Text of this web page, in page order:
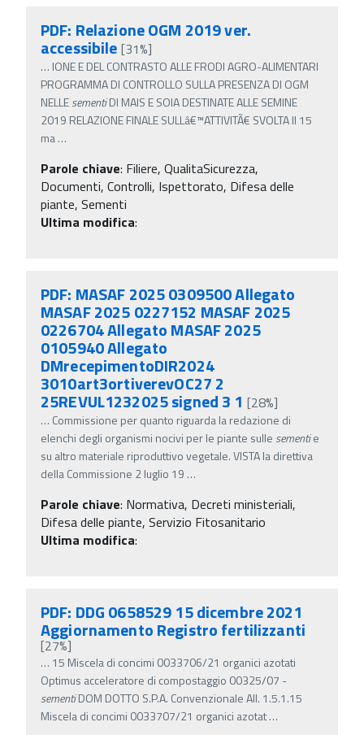
PDF: Relazione OGM 2019 ver.
accessibile [31%]
… IONE E DEL CONTRASTO ALLE FRODI AGRO-ALIMENTARI
PROGRAMMA DI CONTROLLO SULLA PRESENZA DI OGM
NELLEsementiDI MAIS E SOIA DESTINATE ALLE SEMINE
2019 RELAZIONE FINALE SULLâ€™ATTIVITÃ€ SVOLTA Il 15
ma…
Parole chiave: Filiere, QualitaSicurezza,
Documenti, Controlli, Ispettorato, Difesa delle
piante, Sementi
Ultima modifica:
PDF: MASAF 2025 0309500 Allegato
MASAF 2025 0227152 MASAF 2025
0226704 Allegato MASAF 2025
0105940 Allegato
DMrecepimentoDIR2024
3010art3ortiverevOC27 2
25REVUL1232025 signed 3 1 [28%]
… Commissione per quanto riguarda la redazione di
elenchi degli organismi nocivi per le piante sulle sementie
su altro materiale riproduttivo vegetale. VISTA la direttiva
della Commissione 2 luglio 19 …
Parole chiave: Normativa, Decreti ministeriali,
Difesa delle piante, Servizio Fitosanitario
Ultima modifica:
PDF: DDG 0658529 15 dicembre 2021
Aggiornamento Registro fertilizzanti
[27%]
… 15 Miscela di concimi 0033706/21 organici azotati
Optimus acceleratore di compostaggio 00325/07 -
sementiDOM DOTTO S.P.A. Convenzionale All. 1.5.1.15
Miscela di concimi 0033707/21 organici azotat…